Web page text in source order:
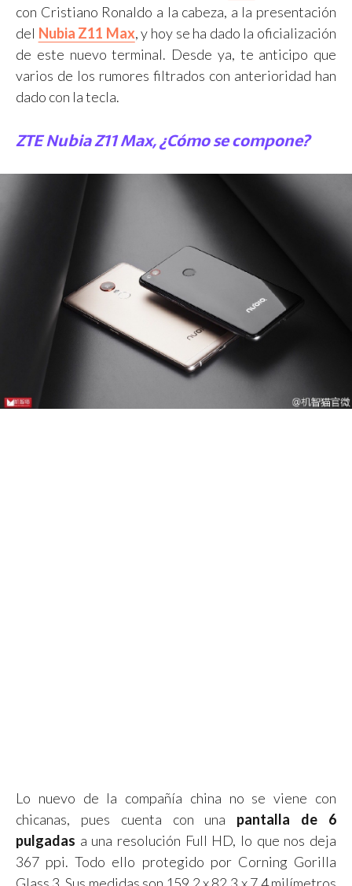
con Cristiano Ronaldo a la cabeza, a la presentación
del Nubia Z11 Max, y hoy se ha dado la oficialización
de este nuevo terminal. Desde ya, te anticipo que
varios de los rumores filtrados con anterioridad han
dado con la tecla.
ZTE Nubia Z11 Max, ¿Cómo se compone?
Lo nuevo de la compañía china no se viene con
chicanas, pues cuenta con una pantalla de 6
pulgadas a una resolución Full HD, lo que nos deja
367 ppi. Todo ello protegido por Corning Gorilla
Glass 3. Sus medidas son 159,2 x 82,3 x 7,4 milímetros